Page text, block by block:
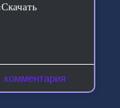
комментария